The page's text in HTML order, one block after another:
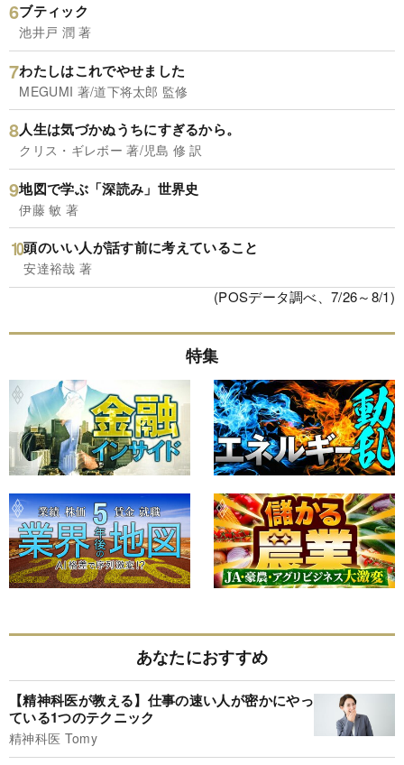
ブティック
池井戸 潤 著
わたしはこれでやせました
MEGUMI 著/道下将太郎 監修
人生は気づかぬうちにすぎるから。
クリス・ギレボー 著/児島 修 訳
地図で学ぶ「深読み」世界史
伊藤 敏 著
頭のいい人が話す前に考えていること
安達裕哉 著
(POSデータ調べ、7/26～8/1)
特集
あなたにおすすめ
【精神科医が教える】仕事の速い人が密かにやっ
ている1つのテクニック
精神科医 Tomy